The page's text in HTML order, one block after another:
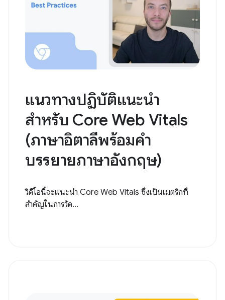
แนวทางปฏิบัติแนะนำ
สำหรับ Core Web Vitals
(ภาษาอิตาลีพร้อมคํา
บรรยายภาษาอังกฤษ)
วิดีโอนี้จะแนะนำ Core Web Vitals ซึ่งเป็นเมตริกที่
สำคัญในการวัด...